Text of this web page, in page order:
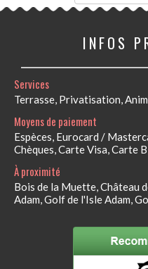
INFOS
Services
Terrasse, Privatisation,
Moyens de paiement
Espèces, Eurocard /
Chèques, Carte Visa, Carte
À proximité
Bois de la Muette, Château
Adam, Golf de l'Isle Adam,